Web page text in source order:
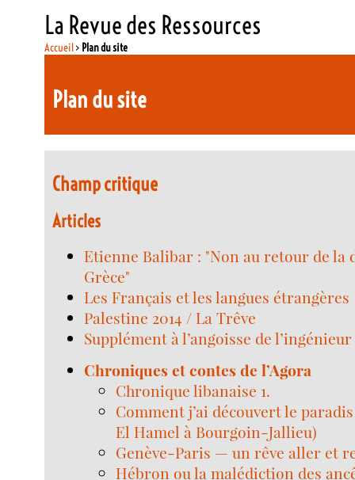
La Revue des Ressources
Accueil> Plan du site
Plan du site
Champ critique
Articles
Etienne Balibar : "Non au retour de la
Grèce"
Les Français et les langues étrangères
Palestine 2014 / La Trêve
Supplément à l’angoisse de l’ingénieur
Chroniques et contes de l’Agora
Chronique libanaise 1.
Comment j’ai découvert le
El Hamel à Bourgoin-Jallieu)
Genève-Paris — un rêve aller et
Hébron ou la malédiction des